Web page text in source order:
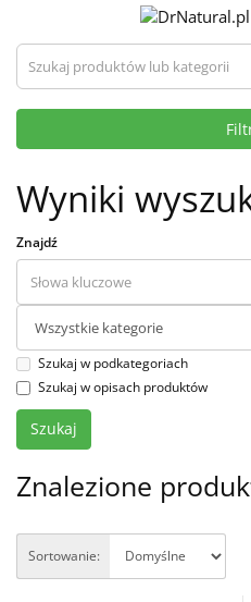
Szukaj produktów lub kategorii
Wyniki
Znajdź
Szukaj w podkategoriach
Szukaj w opisach produktów
Znalezione
Sortowanie: